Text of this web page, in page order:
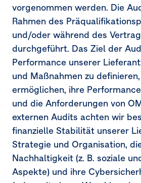
vorgenommen werden. Die
Rahmen des
und/oder während des
durchgeführt. Das Ziel der
Performance unserer
und Maßnahmen zu
ermöglichen, ihre
und die Anforderungen von
externen Audits achten wir
finanzielle Stabilität unserer
Strategie und Organisation,
Nachhaltigkeit (z. B. soziale
Aspekte) und ihre